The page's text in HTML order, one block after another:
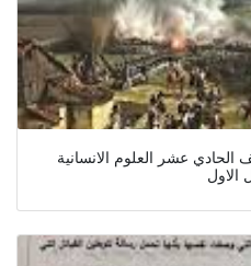
الحادي عشر العلوم الانسانية
الاول